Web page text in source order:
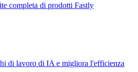
completa di prodotti Fastly
di lavoro di IA e migliora l'efficienza